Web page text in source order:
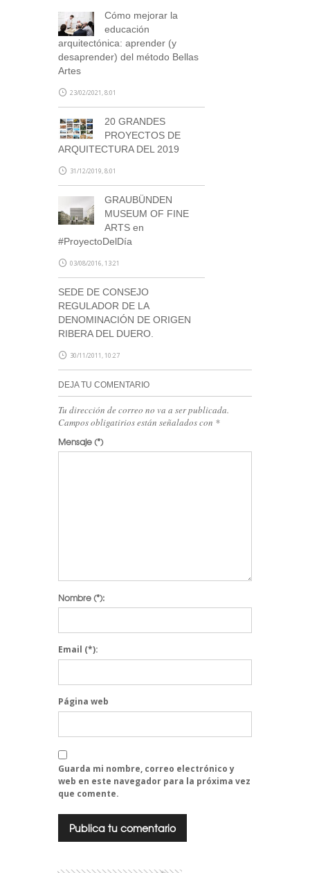
Cómo mejorar la
educación
arquitectónica: aprender (y
desaprender) del método Bellas
Artes
23/02/2021, 8:01
20 GRANDES
PROYECTOS DE
ARQUITECTURA DEL 2019
31/12/2019, 8:01
GRAUBÜNDEN
MUSEUM OF FINE
ARTS en
#ProyectoDelDía
03/08/2016, 13:21
SEDE DE CONSEJO
REGULADOR DE LA
DENOMINACIÓN DE ORIGEN
RIBERA DEL DUERO.
30/11/2011, 10:27
DEJA TU COMENTARIO
Tu dirección de correo no va a ser publicada.
Campos obligatirios están señalados con *
Mensaje(*)
Nombre(*):
Email (*):
Página web
Guarda mi nombre, correo electrónico y
web en este navegador para la próxima vez
que comente.